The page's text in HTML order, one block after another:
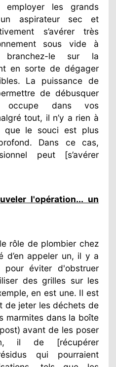
les grands
un aspirateur sec et
s’avérer très
sous vide à
branchez-le sur la
en sorte de dégager
La puissance de
de débusquer
dans vos
tout, il n’y a rien à
que le souci est plus
Dans ce cas,
peut [s’avérer
l'opération... un
rôle de plombier chez
d’en appeler un, il y a
pour éviter d'obstruer
des grilles sur les
en est une. Il est
de jeter les déchets de
marmites dans la boîte
avant de les poser
il de [récupérer
qui pourraient